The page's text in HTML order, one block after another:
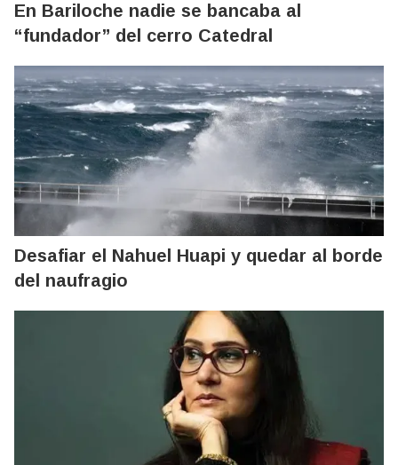
En Bariloche nadie se bancaba al
“fundador” del cerro Catedral
Desafiar el Nahuel Huapi y quedar al borde
del naufragio